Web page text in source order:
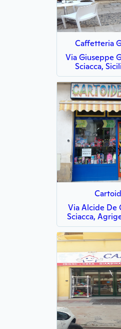
Caffetteria
Via Giuseppe
Sciacca,
Via Alcide De
Sciacca,